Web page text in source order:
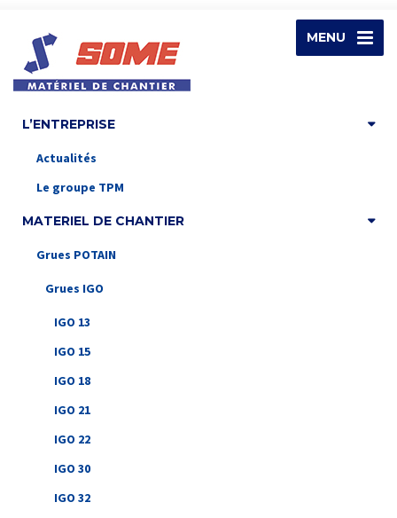
MENU
L’ENTREPRISE
Actualités
Le groupe TPM
MATERIEL DE CHANTIER
Grues POTAIN
Grues IGO
IGO 13
IGO 15
IGO 18
IGO 21
IGO 22
IGO 30
IGO 32